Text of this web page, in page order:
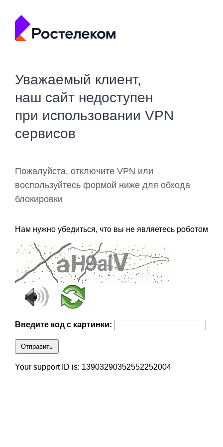
Уважаемый клиент,
наш сайт недоступен
при использовании VPN
сервисов
Пожалуйста, отключите VPN или
воспользуйтесь формой ниже для обхода
блокировки
Нам нужно убедиться, что вы не являетесь роботом
Введите код с картинки:
Отправить
Your support ID is: 13903290352552252004